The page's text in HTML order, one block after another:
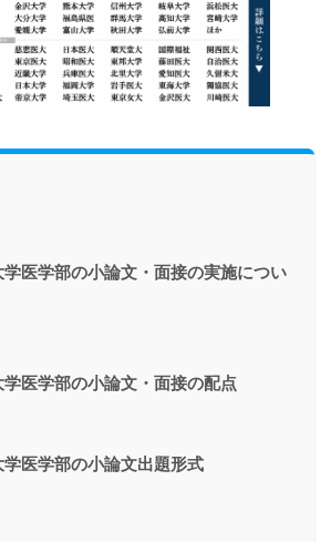
医学部の小論文・面接の実施につい
医学部の小論文・面接の配点
医学部の小論文出題形式